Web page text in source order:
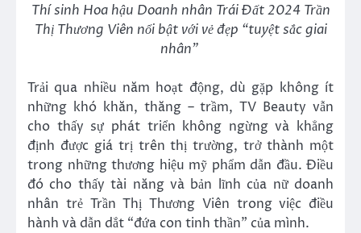
Thí sinh Hoa hậu Doanh nhân Trái Đất 2024 Trần
Thị Thương Viên nổi bật với vẻ đẹp “tuyệt sắc giai
nhân”
Trải qua nhiều năm hoạt động, dù gặp không ít
những khó khăn, thăng – trầm, TV Beauty vẫn
cho thấy sự phát triển không ngừng và khẳng
định được giá trị trên thị trường, trở thành một
trong những thương hiệu mỹ phẩm dẫn đầu. Điều
đó cho thấy tài năng và bản lĩnh của nữ doanh
nhân trẻ Trần Thị Thương Viên trong việc điều
hành và dẫn dắt “đứa con tinh thần” của mình.